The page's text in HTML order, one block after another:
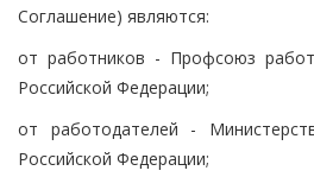
Соглашение) являются:
от работников - Профсоюз
Российской Федерации;
от работодателей -
Российской Федерации;